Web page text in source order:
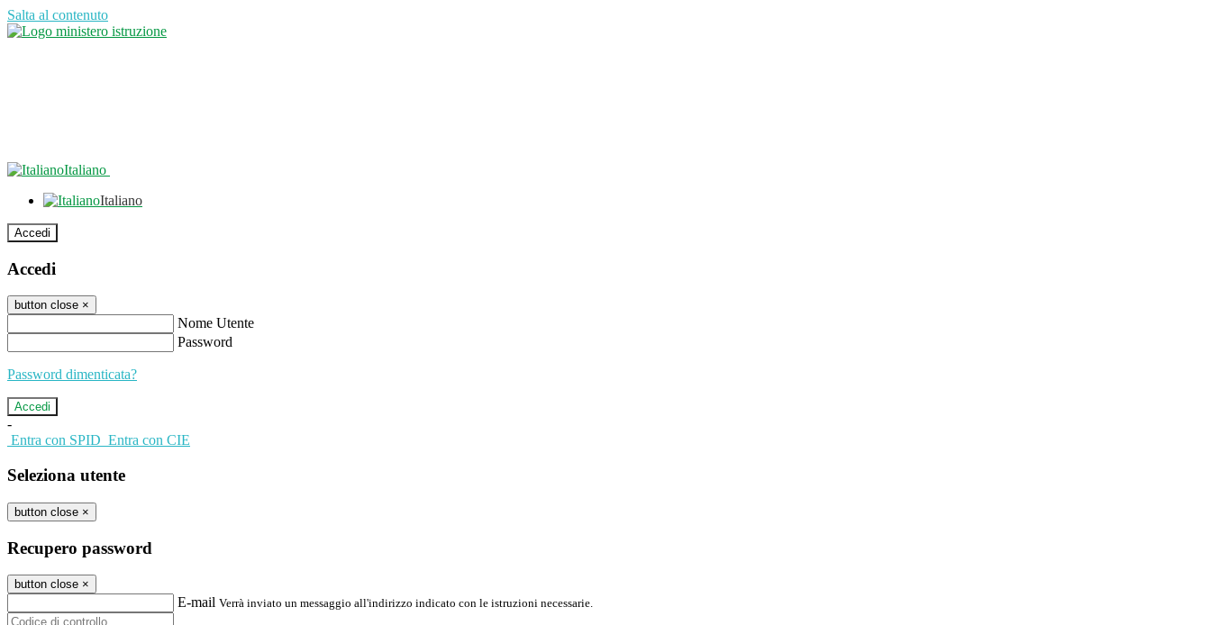
Salta al contenuto
Italiano
Italiano
Accedi
Accedi
button close ×
Nome Utente
Password
Password dimenticata?
-
Entra con SPID Entra con CIE
Seleziona utente
button close ×
Recupero password
button close ×
E-mail Verrà inviato un messaggio all'indirizzo indicato con le istruzioni necessarie.